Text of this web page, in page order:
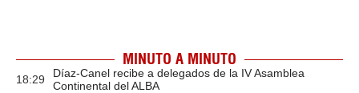
MINUTO A MINUTO
18:29
Díaz-Canel recibe a delegados de la IV Asamblea
Continental del ALBA